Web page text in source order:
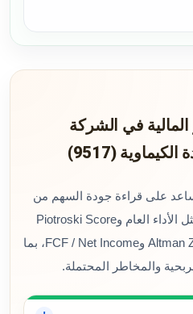
في الشركة
(9517)
على قراءة جودة السهم من
الناحية المالية والمحاسبية، مثل الأداء العام وPiotroski Score
وBeneish M-Score وAltman Z-Score وFCF / Net Income، بما
والمخاطر المحتملة.